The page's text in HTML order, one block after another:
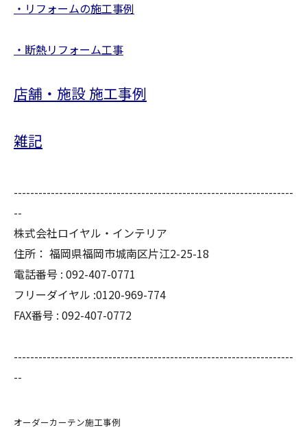
・リフォームの施工事例
・断熱リフォーム工事
店舗・施設 施工事例
雑記
--------------------------------------------------------------------
--
株式会社ロイヤル・インテリア
住所： 福岡県福岡市城南区片江2-25-18
電話番号 : 092-407-0771
フリーダイヤル :0120-969-774
FAX番号 : 092-407-0772
--------------------------------------------------------------------
--
オーダーカーテン施工事例